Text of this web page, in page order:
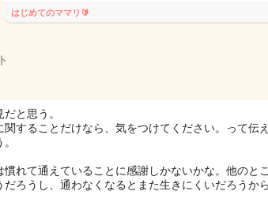
はじめてのママリ🔰
と思う。
関することだけなら、気をつけてください。って伝
慣れて通えていることに感謝しかないかな。他のと
だろうし、通わなくなるとまた生きにくいだろうから